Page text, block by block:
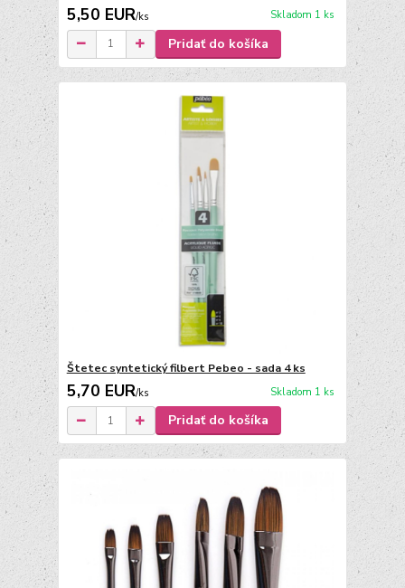
5,50 EUR/ks Skladom 1 ks
Pridať do košíka
Štetec syntetický filbert Pebeo - sada 4 ks
5,70 EUR/ks Skladom 1 ks
Pridať do košíka